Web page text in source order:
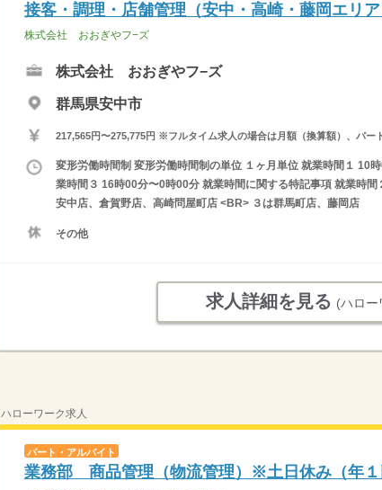
接客・調理・店舗管理（安中・高崎・藤岡エリア
株式会社 おおぎやフ−ズ
株式会社 おおぎやフ−ズ
群馬県安中市
217,565円〜275,775円 ※フルタイム求人の場合は月額（換算額）、パー
変形労働時間制 変形労働時間制の単位 １ヶ月単位 就業時間１ 10
業時間３ 16時00分〜0時00分 就業時間に関する特記事項 就業時
安中店、倉賀野店、高崎問屋町店 <BR> ３は群馬町店、藤岡店
その他
求人詳細を見る (ハロー
ハローワーク求人
パート・アルバイト
業務部 商品管理（物流管理）※土日休み（年１